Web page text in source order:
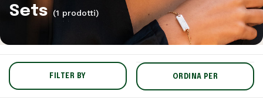
Sets (1 prodotti)
FILTER BY ORDINA PER